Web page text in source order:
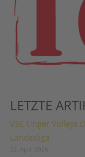
LETZTE
VSC Unger Volleys
Landesliga